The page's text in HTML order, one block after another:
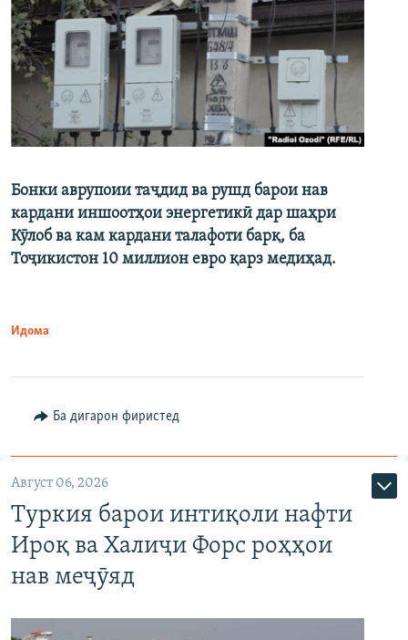
Бонки аврупоии таҷдид ва рушд барои нав
кардани иншоотҳои энергетикӣ дар шаҳри
Кӯлоб ва кам кардани талафоти барқ, ба
Тоҷикистон 10 миллион евро қарз медиҳад.
Идома
Ба дигарон фиристед
Август 06, 2026
Туркия барои интиқоли нафти
Ироқ ва Халиҷи Форс роҳҳои
нав меҷӯяд